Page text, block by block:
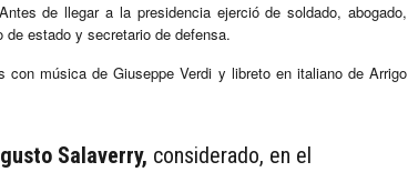
de llegar a la presidencia ejerció de soldado, abogado,
de estado y secretario de defensa.
música de Giuseppe Verdi y libreto en italiano de Arrigo
Salaverry, considerado, en el